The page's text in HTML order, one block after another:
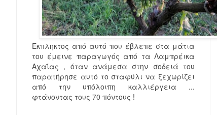
Έκπληκτος από αυτό που έβλεπε στα μάτια
του έμεινε παραγωγός από τα Λαμπρέικα
Αχαΐας , όταν ανάμεσα στην σοδειά του
παρατήρησε αυτό το σταφύλι να ξεχωρίζει
από την υπόλοιπη καλλιέργεια ...
φτάνοντας τους 70 πόντους !